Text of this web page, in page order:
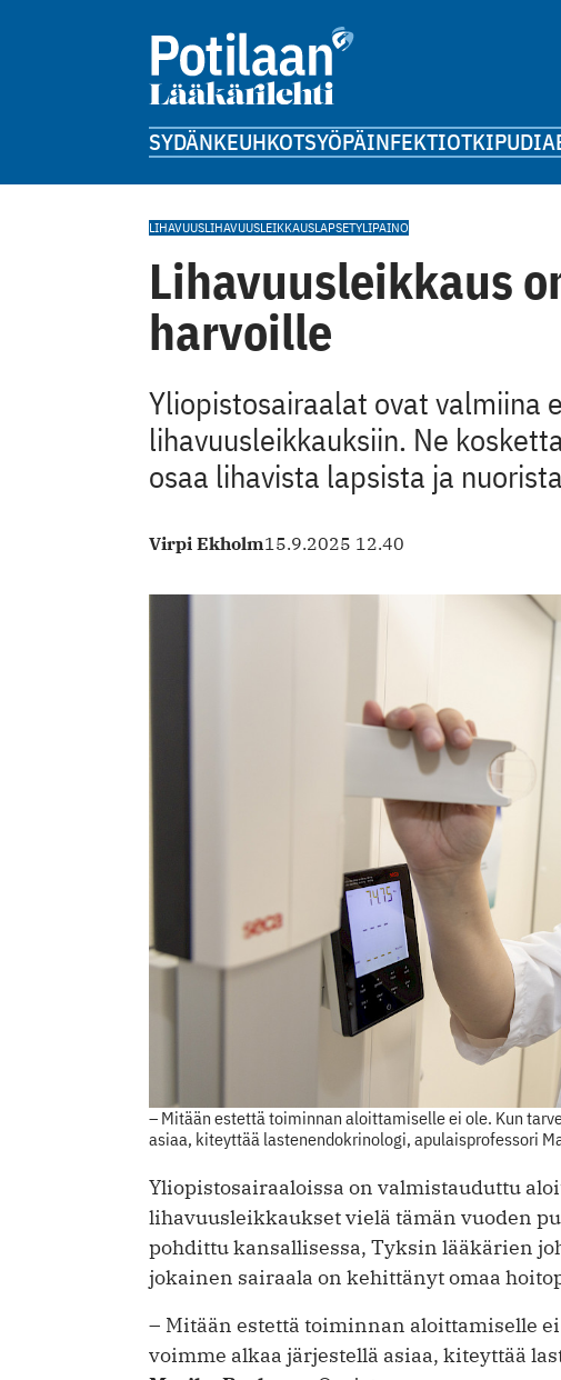
SYDÄNKEUHKOTSYÖPÄINFEKTIOTKIPU
LIHAVUUSLIHAVUUSLEIKKAUSLAPSETYLIPAINO
Lihavuusleikkaus
harvoille
Yliopistosairaalat ovat valmiina
lihavuusleikkauksiin. Ne
osaa lihavista lapsista ja
Virpi Ekholm15.9.2025 12.40
– Mitään estettä toiminnan aloittamiselle ei ole. Kun
asiaa, kiteyttää lastenendokrinologi, apulaisprofessori
Yliopistosairaaloissa on valmistauduttu
lihavuusleikkaukset vielä tämän vuoden
pohdittu kansallisessa, Tyksin lääkärien
jokainen sairaala on kehittänyt omaa
– Mitään estettä toiminnan aloittamiselle
voimme alkaa järjestellä asiaa, kiteyttää